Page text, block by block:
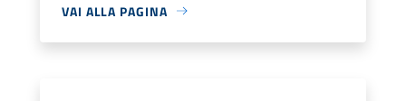
VAI ALLA PAGINA